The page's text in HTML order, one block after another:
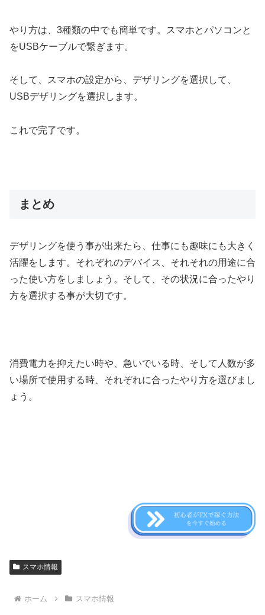
やり方は、3種類の中でも簡単です。スマホとパソコンと
をUSBケーブルで繋ぎます。
そして、スマホの設定から、デザリングを選択して、
USBデザリングを選択します。
これで完了です。
まとめ
デザリングを使う事が出来たら、仕事にも趣味にも大きく
活躍をします。それぞれのデバイス、それそれの用途に合
った使い方をしましょう。そして、その状況に合ったやり
方を選択する事が大切です。
消費電力を抑えたい時や、急いでいる時、そして人数が多
い場所で使用する時、それぞれに合ったやり方を選びまし
ょう。
スマホ情報
ホーム スマホ情報